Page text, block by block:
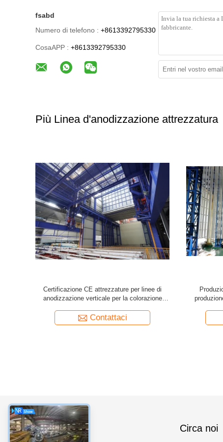
fsabd
Numero di telefono : +8613392795330
CosaAPP : +8613392795330
Più Linea d'anodizzazione attrezzatura
Certificazione CE attrezzature per linee di
anodizzazione verticale per la colorazione
Contattaci
categorie Circa noi